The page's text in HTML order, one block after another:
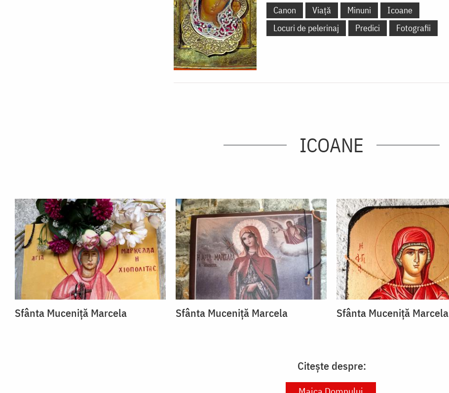
Canon Viață Minuni
Icoane
Locuri de pelerinaj
Predici Fotografii
ICOANE
Sfânta Muceniță Marcela Sfânta Muceniță Marcela Sfânta Muceniță Marcela
Citește despre: